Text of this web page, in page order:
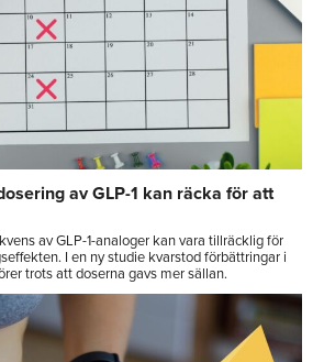
av GLP-1 kan räcka för att
av GLP-1-analoger kan vara tillräcklig för
I en ny studie kvarstod förbättringar i
trots att doserna gavs mer sällan.